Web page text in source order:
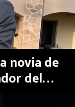
novia de
del
y a qué